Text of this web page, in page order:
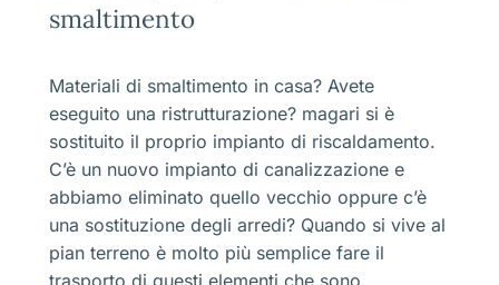
smaltimento
Materiali di smaltimento in casa? Avete
eseguito una ristrutturazione? magari si è
sostituito il proprio impianto di riscaldamento.
C’è un nuovo impianto di canalizzazione e
abbiamo eliminato quello vecchio oppure c’è
una sostituzione degli arredi? Quando si vive al
pian terreno è molto più semplice fare il
trasporto di questi elementi che sono